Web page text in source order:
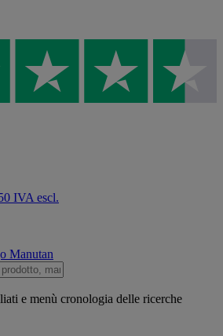
IVA escl.
e menù cronologia delle ricerche